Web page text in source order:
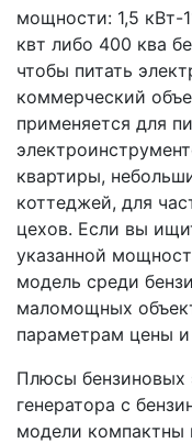
мощности: 1,5 кВт-
квт либо 400 ква
чтобы питать
коммерческий
применяется для
квартиры,
коттеджей, для
цехов. Если вы
указанной
модель среди
маломощных
параметрам цены и
Плюсы бензиновых
генератора с
модели компактны